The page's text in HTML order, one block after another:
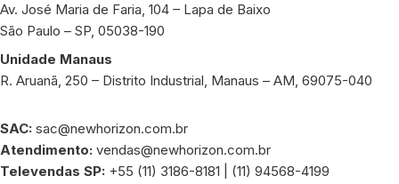
Av. José Maria de Faria, 104 – Lapa de Baixo
São Paulo – SP, 05038-190
Unidade Manaus
R. Aruanã, 250 – Distrito Industrial, Manaus – AM, 69075-040
SAC: sac@newhorizon.com.br
Atendimento: vendas@newhorizon.com.br
Televendas SP: +55 (11) 3186-8181 | (11) 94568-4199